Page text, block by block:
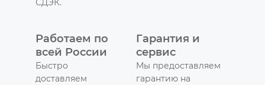
СДЭК.
Работаем по
всей России
Быстро
доставляем
Гарантия и
сервис
Мы предоставляем
гарантию на